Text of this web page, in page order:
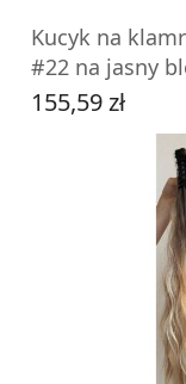
Kucyk na
#22 na jasny
Cena
155,59 zł